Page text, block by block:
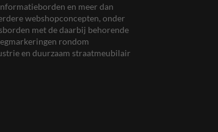
en meer dan
webshopconcepten, onder
met de daarbij behorende
rondom
en duurzaam straatmeubilair